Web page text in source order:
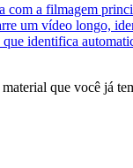
com a filmagem
um vídeo longo,
que identifica
que você já